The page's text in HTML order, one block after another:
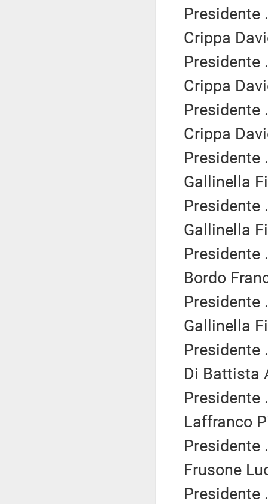
Presidente
Crippa
Presidente
Crippa
Presidente
Crippa
Presidente
Gallinella
Presidente
Gallinella
Presidente
Bordo
Presidente
Gallinella
Presidente
Di Battista
Presidente
Laffranco
Presidente
Frusone
Presidente